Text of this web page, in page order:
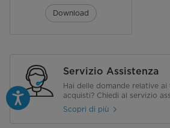
Dimensioni Imballo (AxLxP) (mm)
Peso Lordo (Kg) 5.25
Performance
Download
Servizio Assistenza
Hai delle domande relative
acquisti? Chiedi al servizio
Scopri di più